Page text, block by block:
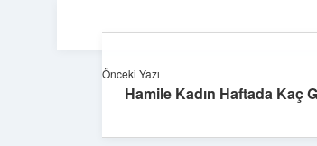
Önceki Yazı
Hamile Kadın Haftada Kaç